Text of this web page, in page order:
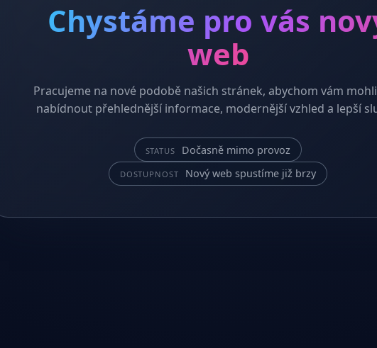
Chystáme pro vás
web
Pracujeme na nové podobě našich stránek, abychom vám
nabídnout přehlednější informace, modernější vzhled a lepší
STATUS Dočasně mimo provoz
DOSTUPNOST Nový web spustíme již brzy